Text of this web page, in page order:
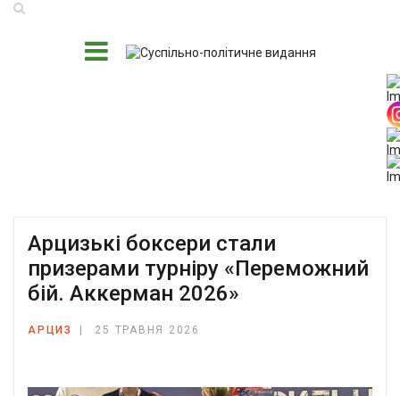
Арцизькі боксери стали
призерами турніру «Переможний
бій. Аккерман 2026»
АРЦИЗ 25 ТРАВНЯ 2026